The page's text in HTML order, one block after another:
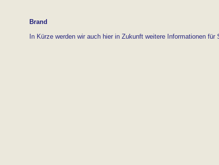
Brand
In Kürze werden wir auch hier in Zukunft weitere Informationen für